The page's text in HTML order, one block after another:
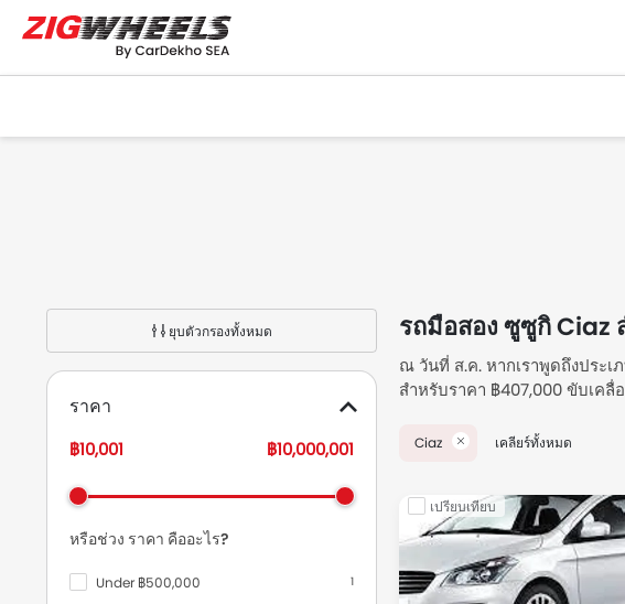
ยุบตัวกรองทั้งหมด
ราคา
฿10,001 ฿10,000,001
หรือช่วง ราคา คืออะไร?
Under ฿500,000 1
รถมือสอง ซูซูกิ Ciaz
ณ วันที่ ส.ค. หากเราพูดถึงประ
สำหรับราคา ฿407,000 ขับเค
รถมือสองและรถมือ 2 สำหรับ
Thailand
รุ่น
Ciaz เคลียร์ทั้งหมด
เปรียบเทียบ